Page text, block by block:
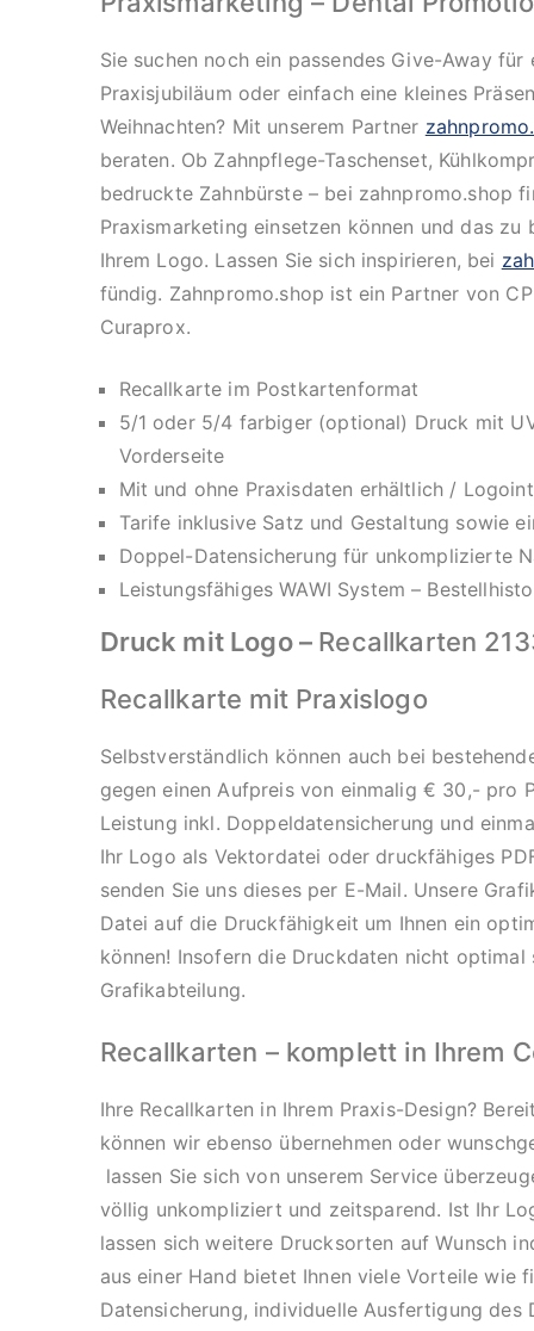
Sie suchen noch ein passendes Give-Away
Praxisjubiläum oder einfach eine kleines
Weihnachten? Mit unserem Partner
beraten. Ob Zahnpflege-Taschenset,
bedruckte Zahnbürste – bei zahnpromo.shop
Praxismarketing einsetzen können und das
Ihrem Logo. Lassen Sie sich inspirieren, bei
fündig. Zahnpromo.shop ist ein Partner von
Curaprox.
Recallkarte im Postkartenformat
5/1 oder 5/4 farbiger (optional) Druck mit
Vorderseite
Mit und ohne Praxisdaten erhältlich /
Tarife inklusive Satz und Gestaltung sowie
Doppel-Datensicherung für unkomplizierte
Leistungsfähiges WAWI System –
Druck mit Logo – Recallkarten
Recallkarte mit Praxislogo
Selbstverständlich können auch bei
gegen einen Aufpreis von einmalig € 30,- pro
Leistung inkl. Doppeldatensicherung und
Ihr Logo als Vektordatei oder druckfähiges
senden Sie uns dieses per E-Mail. Unsere
Datei auf die Druckfähigkeit um Ihnen ein
können! Insofern die Druckdaten nicht
Grafikabteilung.
Recallkarten – komplett in Ihrem
Ihre Recallkarten in Ihrem Praxis-Design?
können wir ebenso übernehmen oder
lassen Sie sich von unserem Service
völlig unkompliziert und zeitsparend. Ist Ihr
lassen sich weitere Drucksorten auf Wunsch
aus einer Hand bietet Ihnen viele Vorteile wie
Datensicherung, individuelle Ausfertigung des